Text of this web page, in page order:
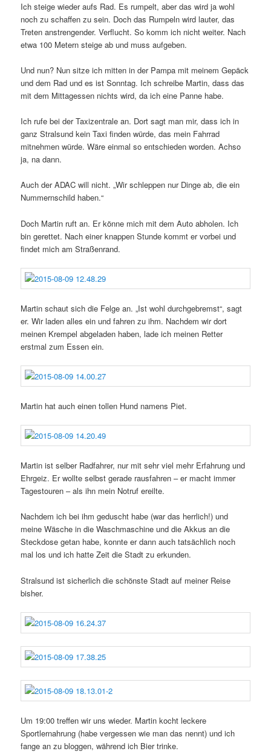
Ich steige wieder aufs Rad. Es rumpelt, aber das wird ja wohl
noch zu schaffen zu sein. Doch das Rumpeln wird lauter, das
Treten anstrengender. Verflucht. So komm ich nicht weiter. Nach
etwa 100 Metern steige ab und muss aufgeben.
Und nun? Nun sitze ich mitten in der Pampa mit meinem Gepäck
und dem Rad und es ist Sonntag. Ich schreibe Martin, dass das
mit dem Mittagessen nichts wird, da ich eine Panne habe.
Ich rufe bei der Taxizentrale an. Dort sagt man mir, dass ich in
ganz Stralsund kein Taxi finden würde, das mein Fahrrad
mitnehmen würde. Wäre einmal so entschieden worden. Achso
ja, na dann.
Auch der ADAC will nicht. „Wir schleppen nur Dinge ab, die ein
Nummernschild haben.“
Doch Martin ruft an. Er könne mich mit dem Auto abholen. Ich
bin gerettet. Nach einer knappen Stunde kommt er vorbei und
findet mich am Straßenrand.
Martin schaut sich die Felge an. „Ist wohl durchgebremst“, sagt
er. Wir laden alles ein und fahren zu ihm. Nachdem wir dort
meinen Krempel abgeladen haben, lade ich meinen Retter
erstmal zum Essen ein.
Martin hat auch einen tollen Hund namens Piet.
Martin ist selber Radfahrer, nur mit sehr viel mehr Erfahrung und
Ehrgeiz. Er wollte selbst gerade rausfahren – er macht immer
Tagestouren – als ihn mein Notruf ereilte.
Nachdem ich bei ihm geduscht habe (war das herrlich!) und
meine Wäsche in die Waschmaschine und die Akkus an die
Steckdose getan habe, konnte er dann auch tatsächlich noch
mal los und ich hatte Zeit die Stadt zu erkunden.
Stralsund ist sicherlich die schönste Stadt auf meiner Reise
bisher.
Um 19:00 treffen wir uns wieder. Martin kocht leckere
Sportlernahrung (habe vergessen wie man das nennt) und ich
fange an zu bloggen, während ich Bier trinke.